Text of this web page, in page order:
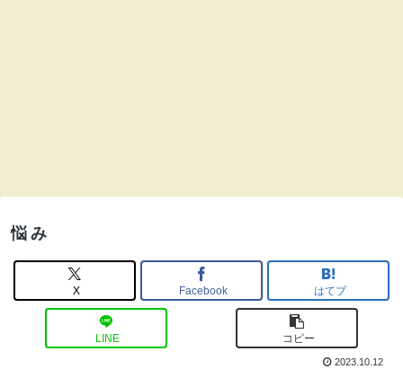
悩み
X Facebook はてブ
LINE コピー
2023.10.12